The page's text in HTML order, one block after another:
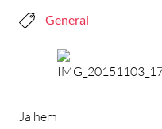
General
Ja hem